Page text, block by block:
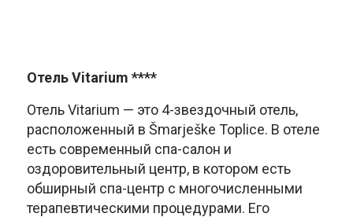
Отель Vitarium ****
Отель Vitarium — это 4-звездочный отель,
расположенный в Šmarješke Toplice. В отеле
есть современный спа-салон и
оздоровительный центр, в котором есть
обширный спа-центр с многочисленными
терапевтическими процедурами. Его